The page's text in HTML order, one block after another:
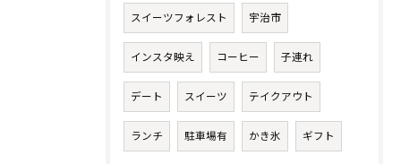
スイーツフォレスト 宇治市
インスタ映え コーヒー 子連れ
デート スイーツ テイクアウト
ランチ 駐車場有 かき氷 ギフト